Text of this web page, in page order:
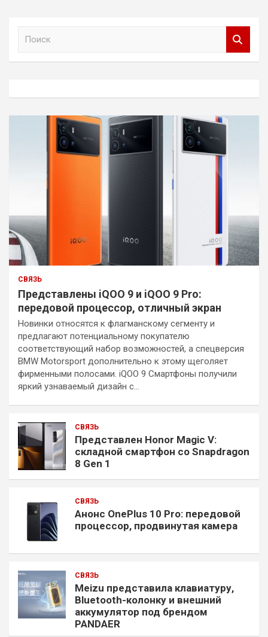
СВЯЗЬ
Представлены iQOO 9 и iQOO 9 Pro:
передовой процессор, отличный экран
Новинки относятся к флагманскому сегменту и
предлагают потенциальному покупателю
соответствующий набор возможностей, а спецверсия
BMW Motorsport дополнительно к этому щеголяет
фирменными полосами. iQOO 9 Смартфоны получили
яркий узнаваемый дизайн с…
СВЯЗЬ
Представлен Honor Magic V:
складной смартфон со Snapdragon
8 Gen 1
СВЯЗЬ
Анонс OnePlus 10 Pro: передовой
процессор, продвинутая камера
СВЯЗЬ
Meizu представила клавиатуру,
Bluetooth-колонку и внешний
аккумулятор под брендом
PANDAER